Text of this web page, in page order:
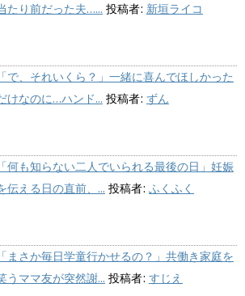
たり前だった夫…... 投稿者: 新垣ライコ
「で、それいくら？」一緒に喜んでほしかった
けなのに…ハンド... 投稿者: ずん
「何も知らない二人でいられる最後の日」妊娠
伝える日の直前、... 投稿者: ふくふく
「まさか毎日学童行かせるの？」共働き家庭を
うママ友が突然謝... 投稿者: すじえ